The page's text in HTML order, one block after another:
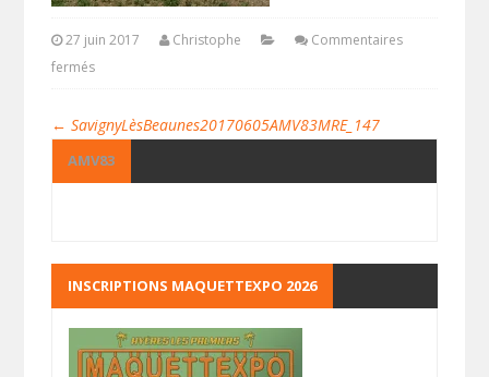
27 juin 2017 Christophe
Commentaires
fermés
← SavignyLèsBeaunes20170605AMV83MRE_147
AMV83
INSCRIPTIONS MAQUETTEXPO 2026